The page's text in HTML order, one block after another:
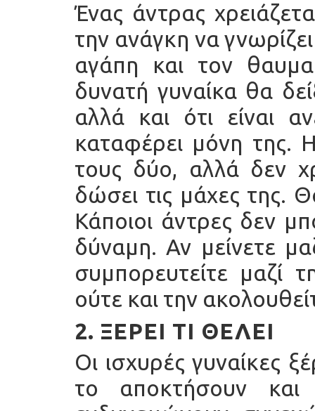
Ένας άντρας
την ανάγκη να
αγάπη και τον
δυνατή γυναίκα θα
αλλά και ότι είναι
καταφέρει μόνη της.
τους δύο, αλλά δεν
δώσει τις μάχες της.
Κάποιοι άντρες δεν
δύναμη. Αν μείνετε
συμπορευτείτε μαζί
ούτε και την
2. ΞΈΡΕΙ ΤΙ ΘΈΛΕΙ
Οι ισχυρές γυναίκες
το αποκτήσουν και